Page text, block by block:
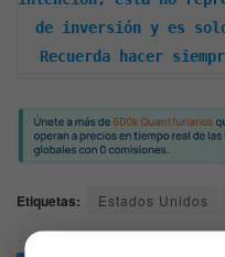
de inversión y es
Recuerda hacer
Etiquetas: Estados Unidos